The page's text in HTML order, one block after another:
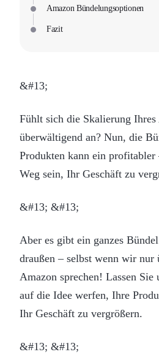
Amazon Bündelungsoptionen
Fazit
&#13;
Fühlt sich die Skalierung Ihres
überwältigend an? Nun, die
Produkten kann ein
Weg sein, Ihr Geschäft zu
&#13; &#13;
Aber es gibt ein ganzes
draußen – selbst wenn wir nur
Amazon sprechen! Lassen
auf die Idee werfen, Ihre
Ihr Geschäft zu vergrößern.
&#13; &#13;